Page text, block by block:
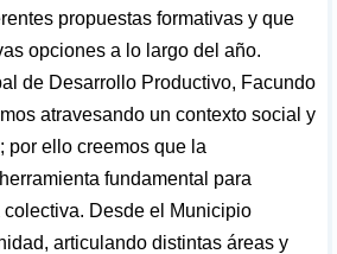
propuestas formativas y que
opciones a lo largo del año.
de Desarrollo Productivo, Facundo
atravesando un contexto social y
por ello creemos que la
fundamental para
Desde el Municipio
articulando distintas áreas y